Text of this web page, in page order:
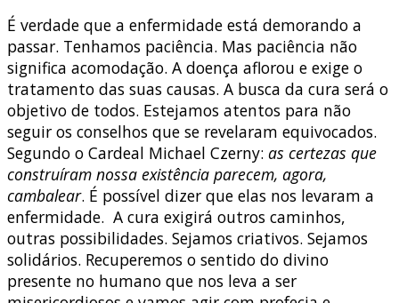
É verdade que a enfermidade está demorando a
passar. Tenhamos paciência. Mas paciência não
significa acomodação. A doença aflorou e exige o
tratamento das suas causas. A busca da cura será o
objetivo de todos. Estejamos atentos para não
seguir os conselhos que se revelaram equivocados.
Segundo o Cardeal Michael Czerny: as certezas que
construíram nossa existência parecem, agora,
cambalear. É possível dizer que elas nos levaram a
enfermidade. A cura exigirá outros caminhos,
outras possibilidades. Sejamos criativos. Sejamos
solidários. Recuperemos o sentido do divino
presente no humano que nos leva a ser